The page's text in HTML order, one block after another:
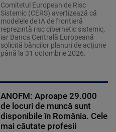
Comitetul European de Risc
Sistemic (CERS) avertizează că
modelele de IA de frontieră
reprezintă risc cibernetic sistemic,
iar Banca Centrală Europeană
solicită băncilor planuri de acţiune
până la 31 octombrie 2026.
ANOFM: Aproape 29.000
de locuri de muncă sunt
disponibile în România. Cele
mai căutate profesii